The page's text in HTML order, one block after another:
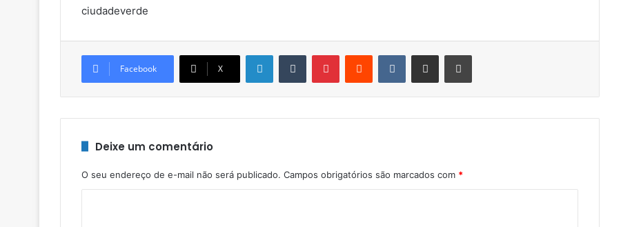
ciudadeverde
Facebook X
LinkedinTumblr PinterestReddit VK Compartilhar via e-mail Imprimir
Deixe um comentário
O seu endereço de e-mail não será publicado. Campos obrigatórios são marcados com *